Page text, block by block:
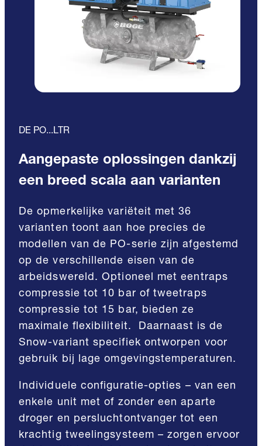
DE PO...LTR
Aangepaste oplossingen dankzij
een breed scala aan varianten
De opmerkelijke variëteit met 36
varianten toont aan hoe precies de
modellen van de PO-serie zijn afgestemd
op de verschillende eisen van de
arbeidswereld. Optioneel met eentraps
compressie tot 10 bar of tweetraps
compressie tot 15 bar, bieden ze
maximale flexibiliteit. Daarnaast is de
Snow-variant specifiek ontworpen voor
gebruik bij lage omgevingstemperaturen.
Individuele configuratie-opties – van een
enkele unit met of zonder een aparte
droger en persluchtontvanger tot een
krachtig tweelingsysteem – zorgen ervoor